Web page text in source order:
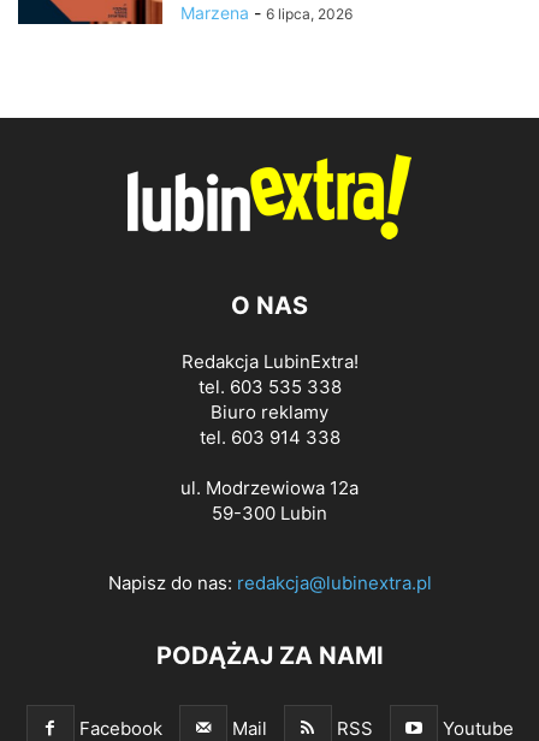
Marzena - 6 lipca, 2026
O NAS
Redakcja LubinExtra!
tel. 603 535 338
Biuro reklamy
tel. 603 914 338
ul. Modrzewiowa 12a
59-300 Lubin
Napisz do nas: redakcja@lubinextra.pl
PODĄŻAJ ZA NAMI
Facebook Mail RSS Youtube